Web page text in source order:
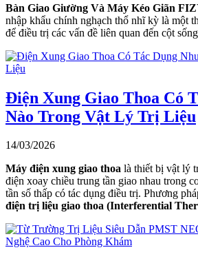
Bàn Giao Giường Và Máy Kéo Giãn
nhập khẩu chính nghạch thổ nhĩ kỳ là một
để điều trị các vấn đề liên quan đến cột
Điện Xung Giao Thoa Có
Nào Trong Vật Lý Trị Liệu
14/03/2026
Máy điện xung giao thoa là thiết bị vật lý
điện xoay chiều trung tần giao nhau trong
tần số thấp có tác dụng điều trị. Phương
điện trị liệu giao thoa (Interferential